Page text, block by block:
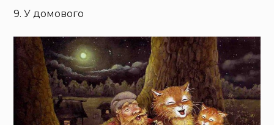
9. У домового